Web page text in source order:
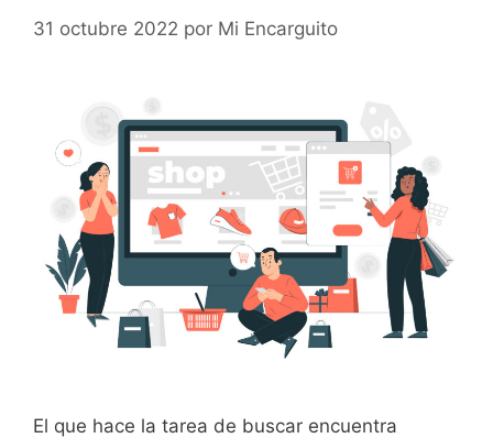
31 octubre 2022 por Mi Encarguito
El que hace la tarea de buscar encuentra